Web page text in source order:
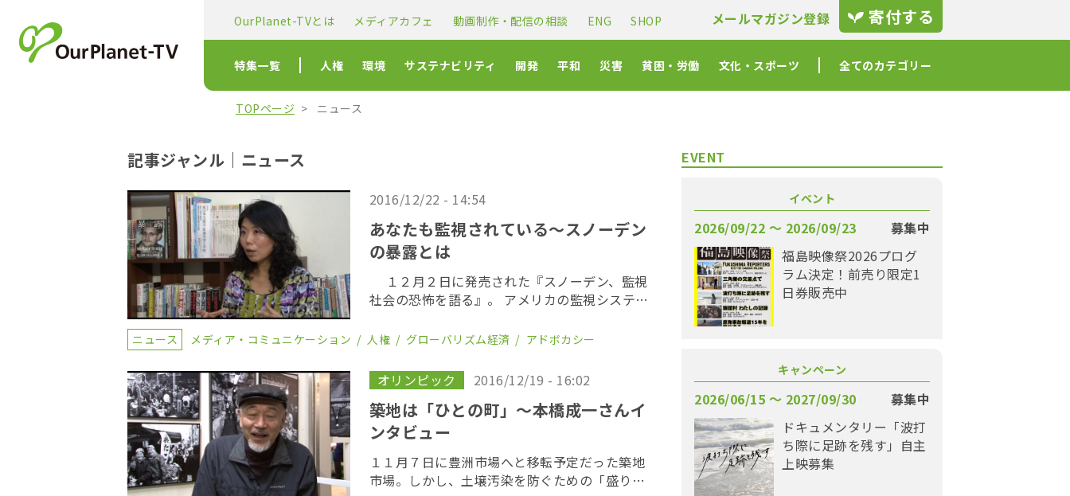
OurPlanet-TVとは メディアカフェ 動画制作・配信の相談 ENG SHOP メールマガジン登録 寄付する
特集一覧 人権 環境 サステナビリティ 開発 平和 災害 貧困・労働 文化・スポーツ 全てのカテゴリー
TOPページ ニュース
記事ジャンル｜ニュース
2016/12/22 - 14:54
あなたも監視されている～スノーデン
の暴露とは
１２月２日に発売された『スノーデン、監視
社会の恐怖を語る』。 アメリカの監視システム
のインタビュー記録である。 インターネット時
[…]
ニュース メディア・コミュニケーション 人権 グローバリズム経済 アドボカシー
オリンピック 2016/12/19 - 16:02
築地は「ひとの町」～本橋成一さんイ
ンタビュー
１１月７日に豊洲市場へと移転予定だった築地
市場。しかし、土壌汚染を防ぐための「盛り
EVENT
イベント
2026/09/22 〜 2026/09/23
募集中
福島映像祭2026プログ
ラム決定！前売り限定1
日券販売中
キャンペーン
2026/06/15 〜 2027/09/30
募集中
ドキュメンタリー「波打
ち際に足跡を残す」自主
上映募集